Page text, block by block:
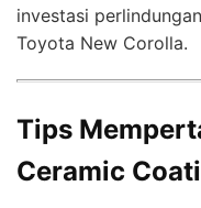
investasi
Toyota New Corolla.
Tips
Ceramic